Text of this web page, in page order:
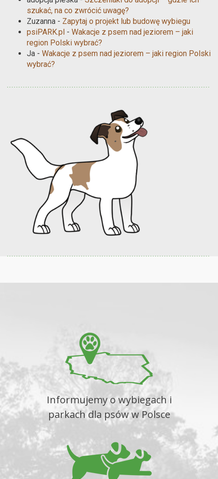
szukać, na co zwrócić uwagę?
Zuzanna - Zapytaj o projekt lub budowę wybiegu
psiPARK.pl - Wakacje z psem nad jeziorem – jaki
region Polski wybrać?
Ja - Wakacje z psem nad jeziorem – jaki region Polski
wybrać?
Informujemy o wybiegach i
parkach dla psów w Polsce